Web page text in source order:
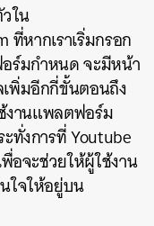
ใน
ที่หากเราเริ่มกรอก
ร์มกำหนด จะมีหน้า
พิ่มอีกกี่ขั้นตอนถึง
งานแพลตฟอร์ม
ทั่งการที่ Youtube
อจะช่วยให้ผู้ใช้งาน
ใจให้อยู่บน
EMAIL